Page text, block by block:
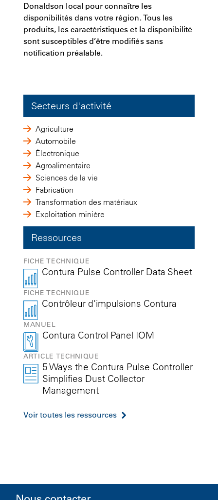
Donaldson local pour connaître les
disponibilités dans votre région. Tous les
produits, les caractéristiques et la disponibilité
sont susceptibles d’être modifiés sans
notification préalable.
Secteurs d'activité
Agriculture
Automobile
Électronique
Agroalimentaire
Sciences de la vie
Fabrication
Transformation des matériaux
Exploitation minière
Ressources
FICHE TECHNIQUE
Contura Pulse Controller Data Sheet
FICHE TECHNIQUE
Contrôleur d'impulsions Contura
MANUEL
Contura Control Panel IOM
ARTICLE TECHNIQUE
5 Ways the Contura Pulse Controller
Simplifies Dust Collector
Management
Voir toutes les ressources